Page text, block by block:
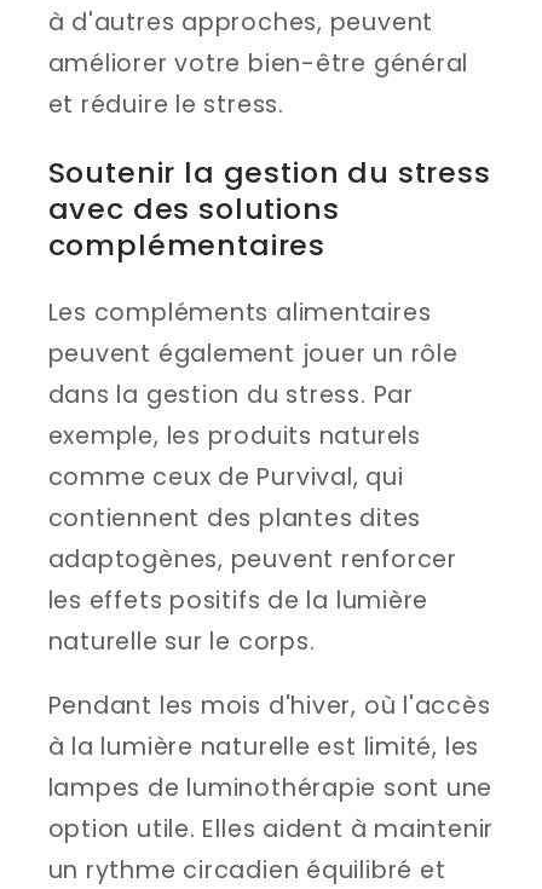
à d'autres approches, peuvent
améliorer votre bien-être général
et réduire le stress.
Soutenir la gestion du stress
avec des solutions
complémentaires
Les compléments alimentaires
peuvent également jouer un rôle
dans la gestion du stress. Par
exemple, les produits naturels
comme ceux de Purvival, qui
contiennent des plantes dites
adaptogènes, peuvent renforcer
les effets positifs de la lumière
naturelle sur le corps.
Pendant les mois d'hiver, où l'accès
à la lumière naturelle est limité, les
lampes de luminothérapie sont une
option utile. Elles aident à maintenir
un rythme circadien équilibré et